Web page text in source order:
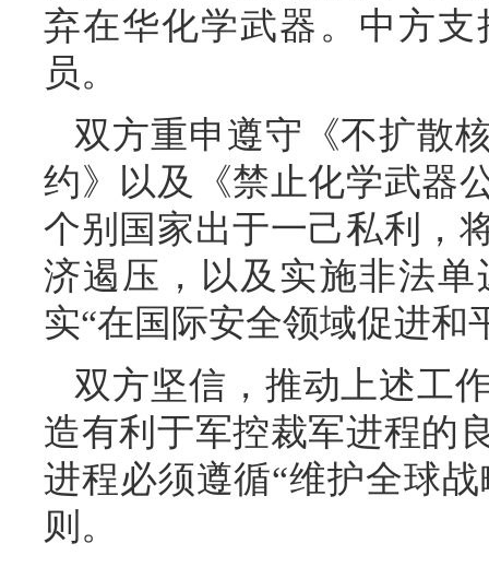
弃在华化学武器。中方
员。
双方重申遵守《不扩散
约》以及《禁止化学武器
个别国家出于一己私利，
济遏压，以及实施非法
实“在国际安全领域促进和
双方坚信，推动上述工
造有利于军控裁军进程的
进程必须遵循“维护全球
则。